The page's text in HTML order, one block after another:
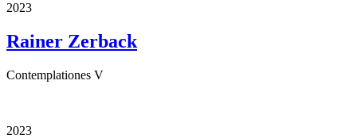
2023
Rainer Zerback
Contemplationes V
2023